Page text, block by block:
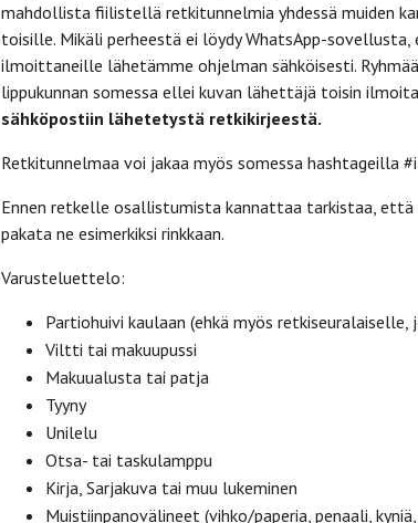
mahdollista fiilistellä retkitunnelmia yhdessä muiden
toisille. Mikäli perheestä ei löydy WhatsApp-
ilmoittaneille lähetämme ohjelman sähköisesti.
lippukunnan somessa ellei kuvan lähettäjä toisin
sähköpostiin lähetetystä retkikirjeestä.
Retkitunnelmaa voi jakaa myös somessa hashtageilla
Ennen retkelle osallistumista kannattaa tarkistaa,
pakata ne esimerkiksi rinkkaan.
Varusteluettelo:
Partiohuivi kaulaan (ehkä myös retkiseuralaiselle,
Viltti tai makuupussi
Makuualusta tai patja
Tyyny
Unilelu
Otsa- tai taskulamppu
Kirja, Sarjakuva tai muu lukeminen
Muistiinpanovälineet (vihko/paperia, penaali, kyniä,